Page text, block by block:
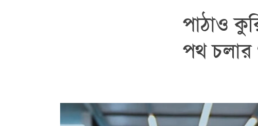
পাঠাও
পথ চলার